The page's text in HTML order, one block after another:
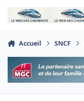
Aller au contenu
Accueil SNCF